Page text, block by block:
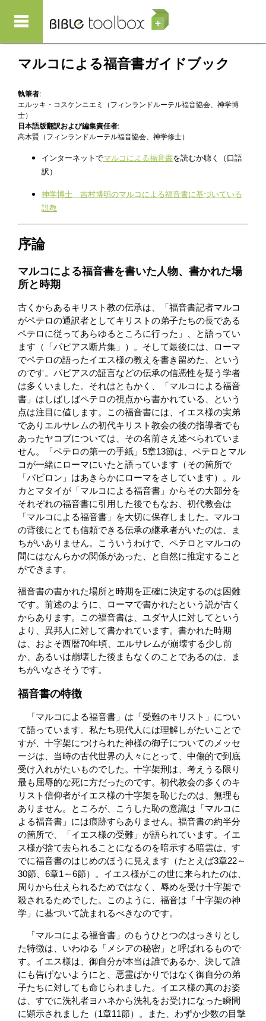
マルコによる福音書ガイドブック
執筆者:
エルッキ・コスケンニエミ（フィンランドルーテル福音協会、神学博
士）
日本語版翻訳および編集責任者:
高木賢（フィンランドルーテル福音協会、神学修士）
インターネットでマルコによる福音書を読むか聴く（口語
訳）
神学博士 吉村博明のマルコによる福音書に基づいている
説教
序論
マルコによる福音書を書いた人物、書かれた場
所と時期
古くからあるキリスト教の伝承は、「福音書記者マルコ
がペテロの通訳者としてキリストの弟子たちの長である
ペテロに従ってあらゆるところに行った」、と語ってい
ます（「パピアス断片集」）。そして最後には、ローマ
でペテロの語ったイエス様の教えを書き留めた、という
のです。パピアスの証言などの伝承の信憑性を疑う学者
は多くいました。それはともかく、「マルコによる福音
書」はしばしばペテロの視点から書かれている、という
点は注目に値します。この福音書には、イエス様の実弟
でありエルサレムの初代キリスト教会の後の指導者でも
あったヤコブについては、その名前さえ述べられていま
せん。「ペテロの第一の手紙」5章13節は、ペテロとマル
コが一緒にローマにいたと語っています（その箇所で
「バビロン」はあきらかにローマをさしています）。ル
カとマタイが「マルコによる福音書」からその大部分を
それぞれの福音書に引用した後でもなお、初代教会は
「マルコによる福音書」を大切に保存しました。マルコ
の背後にとても信頼できる伝承の継承者がいたのは、ま
ちがいありません。こういうわけで、ペテロとマルコの
間にはなんらかの関係があった、と自然に推定すること
ができます。
福音書の書かれた場所と時期を正確に決定するのは困難
です。前述のように、ローマで書かれたという説が古く
からあります。この福音書は、ユダヤ人に対してという
より、異邦人に対して書かれています。書かれた時期
は、およそ西暦70年頃、エルサレムが崩壊する少し前
か、あるいは崩壊した後まもなくのことであるのは、ま
ちがいなさそうです。
福音書の特徴
「マルコによる福音書」は「受難のキリスト」につい
て語っています。私たち現代人には理解しがたいことで
すが、十字架につけられた神様の御子についてのメッセ
ージは、当時の古代世界の人々にとって、中傷的で到底
受け入れがたいものでした。十字架刑は、考えうる限り
最も屈辱的な死に方だったのです。初代教会の多くのキ
リスト信仰者がイエス様の十字架を恥じたのは、無理も
ありません。ところが、こうした恥の意識は「マルコに
よる福音書」には痕跡すらありません。福音書の約半分
の箇所で、「イエス様の受難」が語られています。イエ
ス様が捨て去られることになるのを暗示する暗雲は、す
でに福音書のはじめのほうに見えます（たとえば3章22～
30節、6章1～6節）。イエス様がこの世に来られたのは、
周りから仕えられるためではなく、辱めを受け十字架で
殺されるためでした。このように、福音は「十字架の神
学」に基づいて読まれるべきなのです。
「マルコによる福音書」のもうひとつのはっきりとし
た特徴は、いわゆる「メシアの秘密」と呼ばれるもので
す。イエス様は、御自分が本当は誰であるか、決して誰
にも告げないようにと、悪霊ばかりではなく御自分の弟
子たちに対しても命じられました。イエス様の真のお姿
は、すでに洗礼者ヨハネから洗礼をお受けになった瞬間
に顕示されました（1章11節）。また、わずか少数の目撃